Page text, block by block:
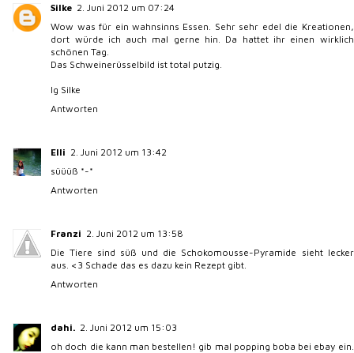
Silke 2. Juni 2012 um 07:24
Wow was für ein wahnsinns Essen. Sehr sehr edel die Kreationen,
dort würde ich auch mal gerne hin. Da hattet ihr einen wirklich
schönen Tag.
Das Schweinerüsselbild ist total putzig.
lg Silke
Antworten
Elli 2. Juni 2012 um 13:42
süüüß *-*
Antworten
Franzi 2. Juni 2012 um 13:58
Die Tiere sind süß und die Schokomousse-Pyramide sieht lecker
aus. <3 Schade das es dazu kein Rezept gibt.
Antworten
dahi. 2. Juni 2012 um 15:03
oh doch die kann man bestellen! gib mal popping boba bei ebay ein.